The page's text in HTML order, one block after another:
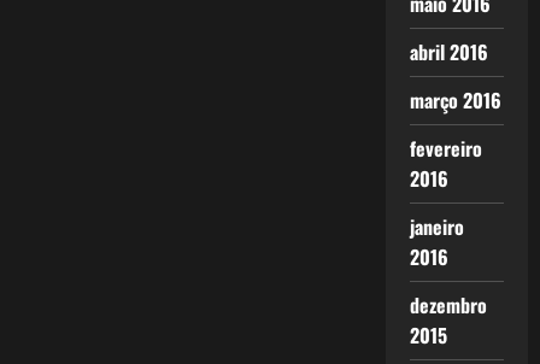
abril 2016
março 2016
fevereiro
2016
janeiro
2016
dezembro
2015